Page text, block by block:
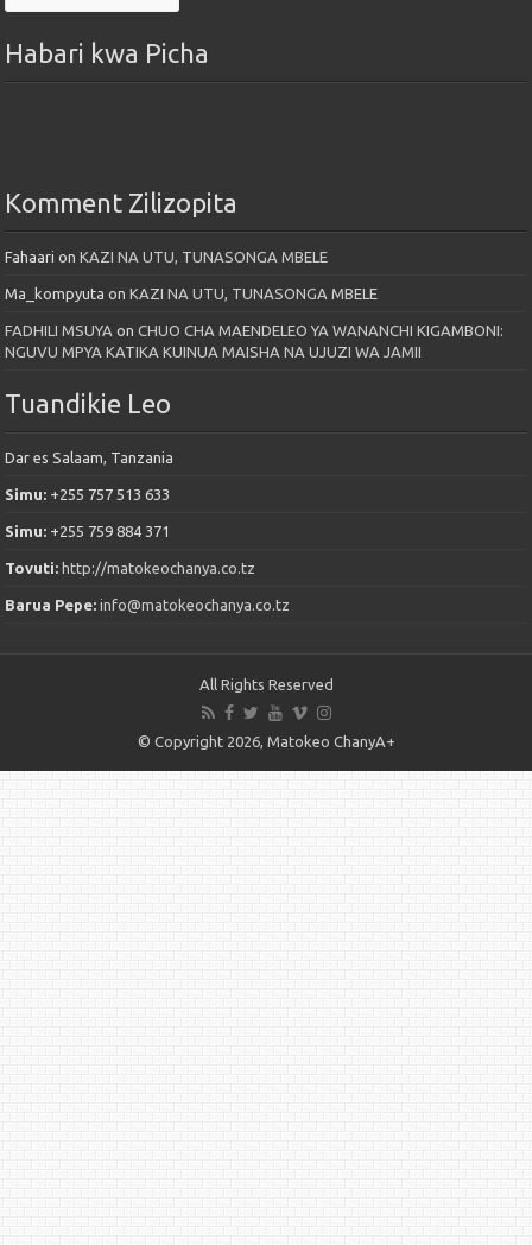
Habari kwa Picha
Komment Zilizopita
Fahaari onKAZI NA UTU, TUNASONGA MBELE
Ma_kompyuta onKAZI NA UTU, TUNASONGA MBELE
FADHILI MSUYA onCHUO CHA MAENDELEO YA WANANCHI KIGAMBONI:
NGUVU MPYA KATIKA KUINUA MAISHA NA UJUZI WA JAMII
Tuandikie Leo
Dar es Salaam, Tanzania
Simu: +255 757 513 633
Simu: +255 759 884 371
Tovuti: http://matokeochanya.co.tz
Barua Pepe:info@matokeochanya.co.tz
All Rights Reserved
© Copyright 2026, Matokeo ChanyA+